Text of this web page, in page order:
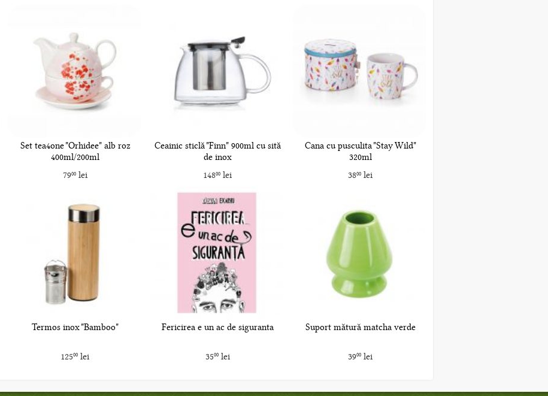
Set tea4one "Orhidee" alb roz
400ml/200ml
7900lei
Ceainic sticlă "Finn" 900ml cu sită
de inox
14800 lei
Cana cu pusculita "Stay Wild"
320ml
3800lei
Termos inox "Bamboo"
12500 lei
Fericirea e un ac de siguranta
3500lei
Suport mătură matcha verde
3900lei